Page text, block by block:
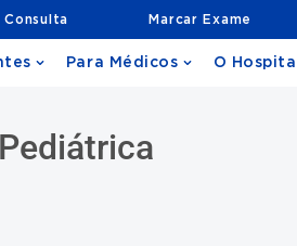
Consulta Marcar Exame
Para Médicos O Hospital